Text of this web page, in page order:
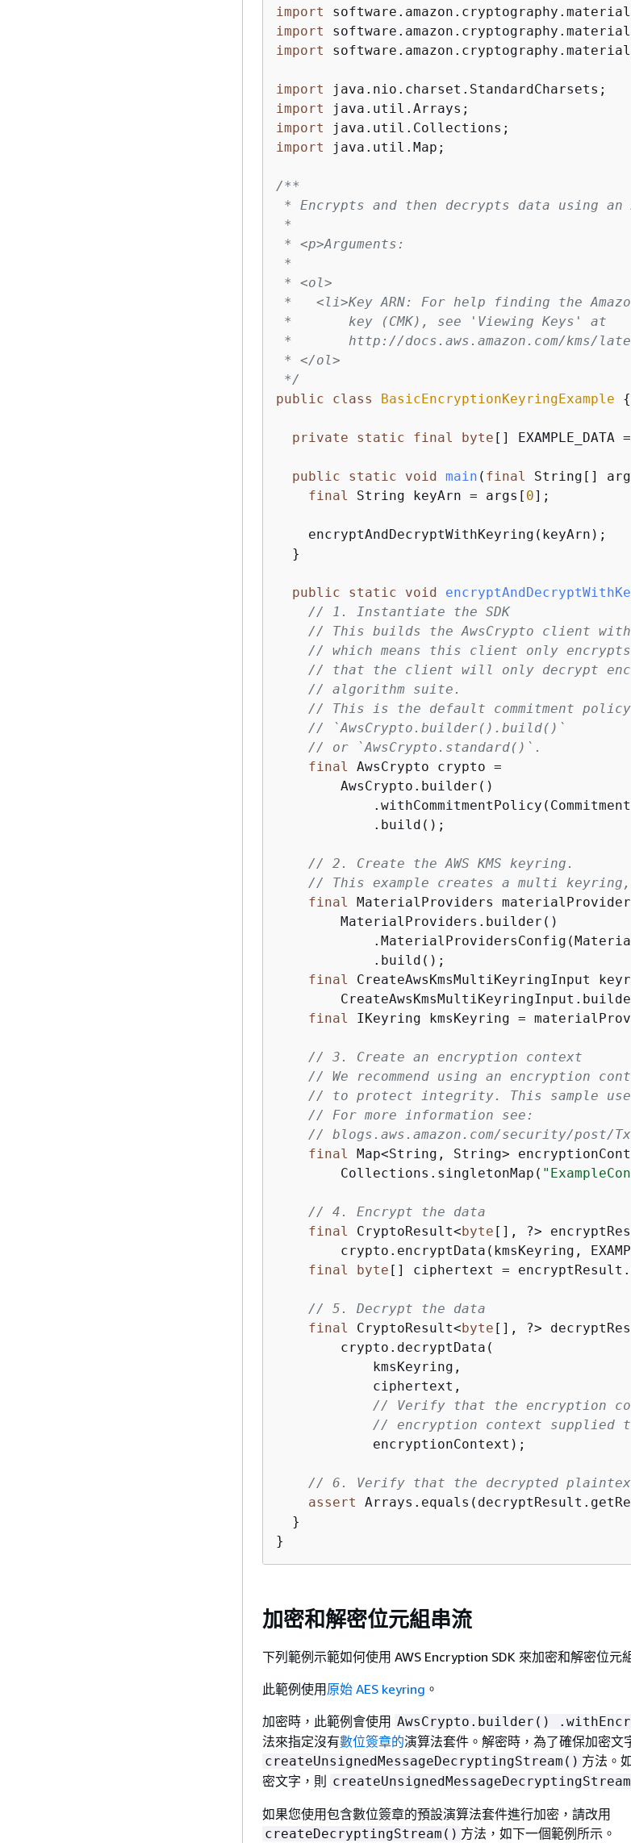
import
import
import
import
import
import
import
java.util.Map;
/**
* Encrypts and then decrypts data using an
*
* <p>Arguments:
*
* <ol>
*   <li>Key ARN: For help finding the Amazon
*       key (CMK), see 'Viewing Keys' at
*       http://docs.aws.amazon.com/kms/
* </ol>
*/
public
class BasicEncryptionKeyringExample {
private static final byte [] EXAMPLE_DATA =
public static void main ( final String[]
final
String keyArn = args[ 0];
    encryptAndDecryptWithKeyring(keyArn);
  }
public static void
// 1. Instantiate the SDK
// This builds the AwsCrypto client with
// which means this client only
// that the client will only decrypt
// algorithm suite.
// This is the default commitment
// `AwsCrypto.builder().build()`
// or `AwsCrypto.standard()`.
final
AwsCrypto crypto =
        AwsCrypto.builder()
            .build();
// 2. Create the AWS KMS keyring.
// This example creates a multi
final
MaterialProviders
        MaterialProviders.builder()
            .build();
final
CreateAwsKmsMultiKeyringInput
final
IKeyring kmsKeyring =
// 3. Create an encryption context
// We recommend using an encryption
// to protect integrity. This sample
// For more information see:
// blogs.aws.amazon.com/security/post/
final
Map<String, String>
        Collections.singletonMap(
// 4. Encrypt the data
final
CryptoResult<byte [], ?>
crypto.encryptData(kmsKeyring,
final
byte [] ciphertext =
// 5. Decrypt the data
final
CryptoResult<byte [], ?>
        crypto.decryptData(
            kmsKeyring,
            ciphertext,
// Verify that the encryption
// encryption context supplied to
            encryptionContext);
// 6. Verify that the decrypted
assert
  }
}
加密和解密位元組串流
下列範例示範如何使用 AWS Encryption SDK 來加密和解密位元
此範例使用 原始 AES keyring 。
加密時，此範例會使用 AwsCrypto.builder()
法來指定沒有數位簽章的演算法套件。解密時，為了確保加密文
createUnsignedMessageDecryptingStream() 方法。
密文字，則
如果您使用包含數位簽章的預設演算法套件進行加密，請改用
createDecryptingStream() 方法，如下一個範例所示。